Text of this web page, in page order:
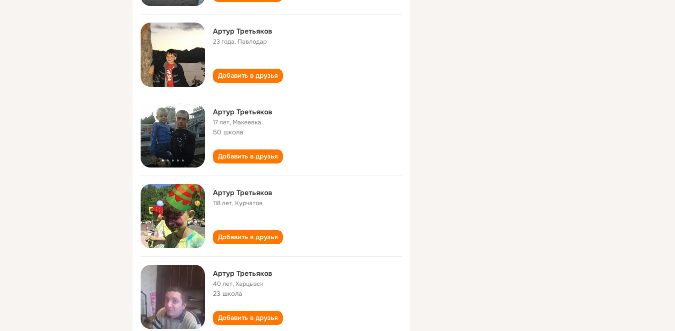
Артур Третьяков
23 года, Павлодар
Добавить в друзья
Артур Третьяков
17 лет, Макеевка
50 школа
Добавить в друзья
Артур Третьяков
118 лет, Курчатов
Добавить в друзья
Артур Третьяков
40 лет,Харцызск
23 школа
Добавить в друзья